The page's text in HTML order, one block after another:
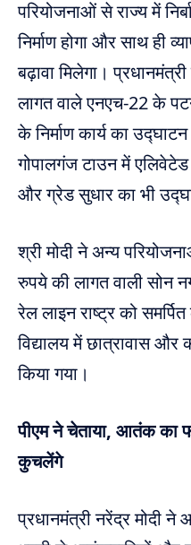
परियोजनाओं से राज्य में
निर्माण होगा और साथ ही
बढ़ावा मिलेगा।
लागत वाले एनएच-22 के
के निर्माण कार्य का
गोपालगंज टाउन में
और ग्रेड सुधार का भी
श्री मोदी ने अन्य
रुपये की लागत वाली सोन
रेल लाइन राष्ट्र को
विद्यालय में छात्रावास और
किया गया।
पीएम ने चेताया, आतंक का
कुचलेंगे
प्रधानमंत्री नरेंद्र मोदी